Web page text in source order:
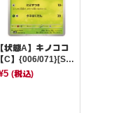
【状態A】キノココ
【C】{006/071}[SV
(税込)